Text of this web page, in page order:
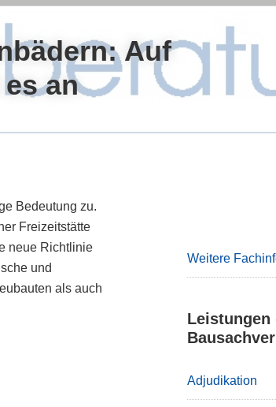
Auf
an
Bedeutung zu.
Freizeitstätte
neue Richtlinie
und
als auch
Weitere
Leistungen
Adjudikation